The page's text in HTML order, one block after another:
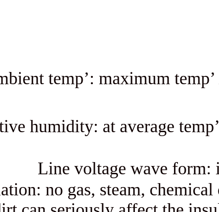
Ambient temp’:
Air relative humidity: at
Line voltage
Insulation: no gas, steam,